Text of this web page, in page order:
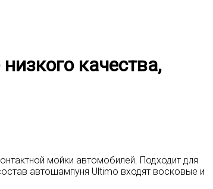
качества,
мойки автомобилей. Подходит для
автошампуня Ultimo входят восковые и